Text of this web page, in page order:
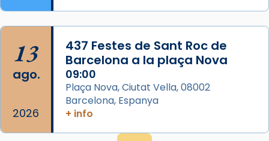
13
ago.
2026
437 Festes de Sant Roc de
Barcelona a la plaça Nova
09:00
Plaça Nova, Ciutat Vella, 08002
Barcelona, Espanya
+ info